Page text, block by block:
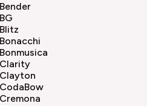
Bender
BG
Blitz
Bonacchi
Bonmusica
Clarity
Clayton
CodaBow
Cremona